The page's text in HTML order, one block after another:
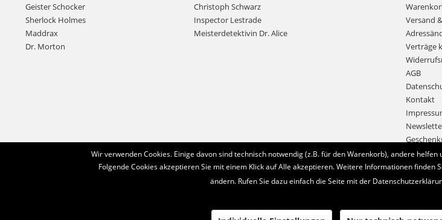
Geister Schocker
Sherlock Holmes
Maddrax
Dr. Morton
Christoph Schwarz
Inspector Lestrade
Meisterdetektivin Dr. Alice
Versand
Verträge
AGB
Kontakt
Bestellung
Wir verwenden Cookies. Einige davon sind technisch notwendig (z.B. für den Warenkorb), andere
Folgende Cookies akzeptieren Sie mit einem Klick auf Alle akzeptieren. Weitere Informationen
ändern. Rufen Sie dazu einfach die Seite mit der